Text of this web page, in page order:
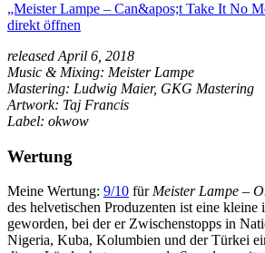
No
More
//
JUICE
Premiere“
von
YouTube
anzeigen
„Meister Lampe – Can&apos;t Take It No
direkt öffnen
released April 6, 2018
Music & Mixing: Meister Lampe
Mastering: Ludwig Maier, GKG Mastering
Artwork: Taj Francis
Label: okwow
Wertung
Meine Wertung: 9/10 fürMeister Lampe –
des helvetischen Produzenten ist eine kleine
geworden, bei der er Zwischenstopps in
Nigeria, Kuba, Kolumbien und der Türkei